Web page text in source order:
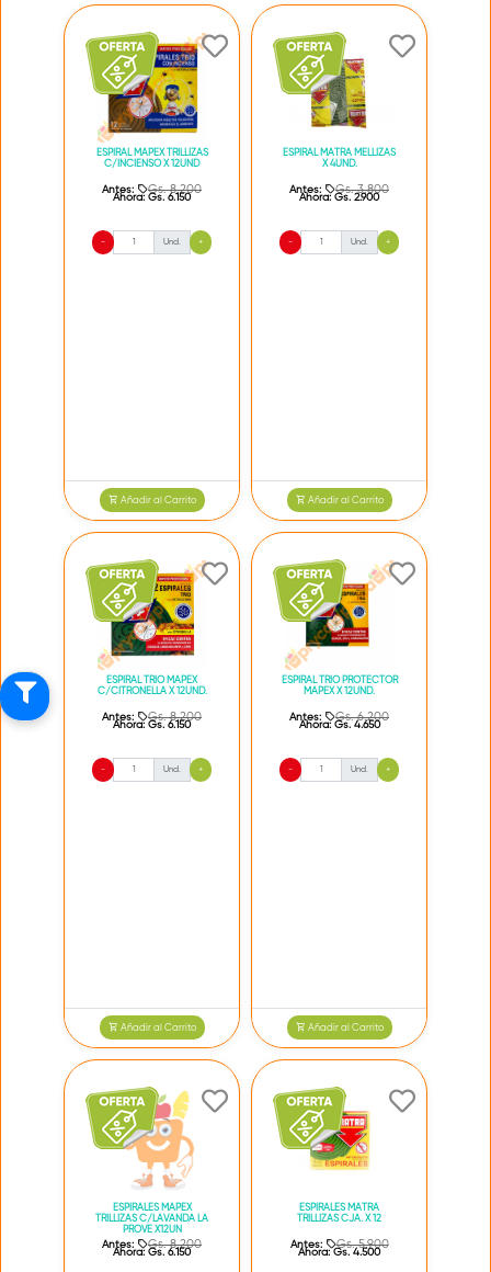
ESPIRAL MAPEX TRILLIZAS
C/INCIENSO X 12UND
Antes: Gs. 8.200
Ahora: Gs. 6.150
- Und. +
Añadir al Carrito
ESPIRAL MATRA MELLIZAS
X 4UND.
Antes: Gs. 3.800
Ahora: Gs. 2.900
- Und. +
Añadir al Carrito
ESPIRAL TRIO MAPEX
C/CITRONELLA X 12UND.
Antes: Gs. 8.200
Ahora: Gs. 6.150
- Und. +
Añadir al Carrito
ESPIRAL TRIO PROTECTOR
MAPEX X 12UND.
Antes: Gs. 6.200
Ahora: Gs. 4.650
- Und. +
Añadir al Carrito
ESPIRALES MAPEX
TRILLIZAS C/LAVANDA LA
PROVE X12UN
Antes: Gs. 8.200
Ahora: Gs. 6.150
ESPIRALES MATRA
TRILLIZAS CJA. X 12
Antes: Gs. 5.900
Ahora:Gs. 4.500